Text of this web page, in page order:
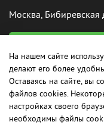
Москва, Бибиревская
2015-2026 © ООО «Контент
На нашем сайте
делают его более
Оставаясь на сайте, вы
файлов cookies.
настройках своего
необходимы файлы